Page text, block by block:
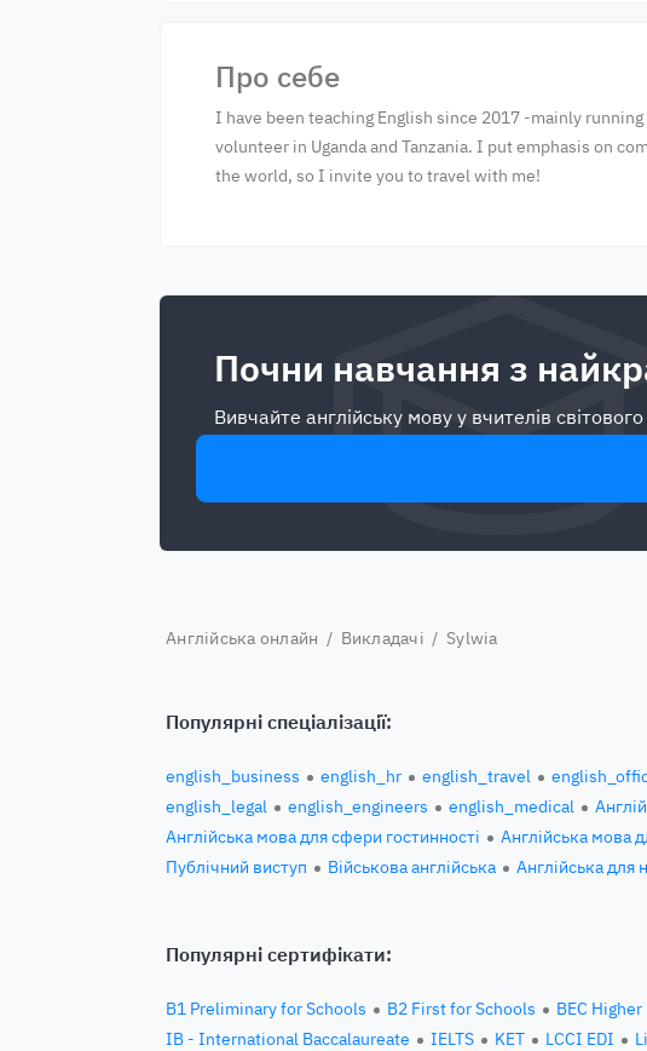
Про себе
I have been teaching English since 2017 -mainly
volunteer in Uganda and Tanzania. I put emphasis on
the world, so I invite you to travel with me!
Почни навчання з
Вивчайте англійську мову у вчителів
Англійська онлайн / Викладачі / Sylwia
Популярні спеціалізації:
english_business english_hr english_travel
english_legal
english_engineers english_medical
Англійська мова для сфери гостинності
Англійська мова
Публічний виступ
Військова англійська Англійська для
Популярні сертифікати:
B1 Preliminary for Schools B2 First for Schools BEC Higher
IB - International Baccalaureate
IELTS KET LCCI EDI